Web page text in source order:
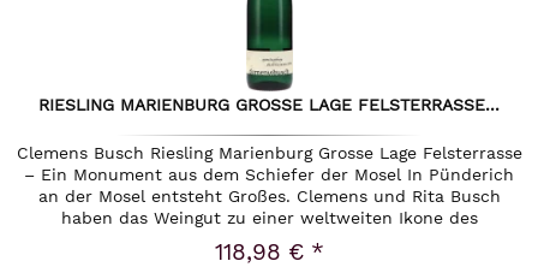
RIESLING MARIENBURG GROSSE LAGE FELSTERRASSE...
Clemens Busch Riesling Marienburg Grosse Lage Felsterrasse
– Ein Monument aus dem Schiefer der Mosel In Pünderich
an der Mosel entsteht Großes. Clemens und Rita Busch
haben das Weingut zu einer weltweiten Ikone des
biodynamischen...
118,98 € *